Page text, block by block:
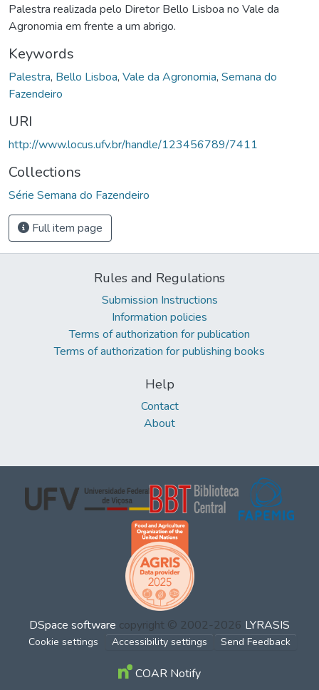
Palestra realizada pelo Diretor Bello Lisboa no Vale da
Agronomia em frente a um abrigo.
Keywords
Palestra, Bello Lisboa, Vale da Agronomia, Semana do
Fazendeiro
URI
http://www.locus.ufv.br/handle/123456789/7411
Collections
Série Semana do Fazendeiro
Full item page
Rules and Regulations
Submission Instructions
Information policies
Terms of authorization for publication
Terms of authorization for publishing books
Help
Contact
About
DSpace software copyright © 2002-2026 LYRASIS
Cookie settings Accessibility settings Send Feedback
COAR Notify